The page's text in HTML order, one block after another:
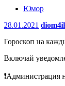
Юмор
28.01.2021
Гороскоп на
Включай
❗️Администрация